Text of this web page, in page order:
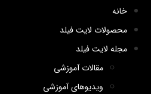
خانه
محصولات لایت فیلد
مجله لایت فیلد
مقالات آموزشی
ویدیوهای آموزشی